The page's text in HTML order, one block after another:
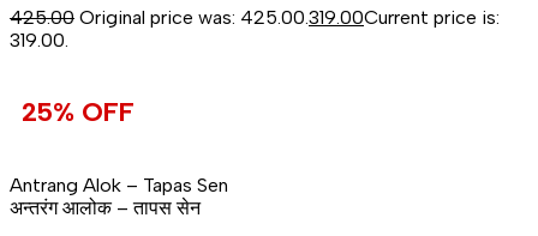
425.00 Original price was: ₹425.00. 319.00Current price is:
₹319.00.
25% OFF
Antrang Alok – Tapas Sen
अन्तरंग आलोक – तापस सेन